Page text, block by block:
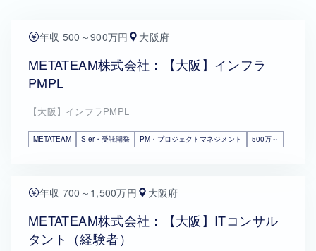
年収 500～900万円 大阪府
METATEAM株式会社：【大阪】インフラ
PMPL
【大阪】インフラPMPL
METATEAM SIer・受託開発 PM・プロジェクトマネジメント 500万～
年収 700～1,500万円 大阪府
METATEAM株式会社：【大阪】ITコンサル
タント（経験者）